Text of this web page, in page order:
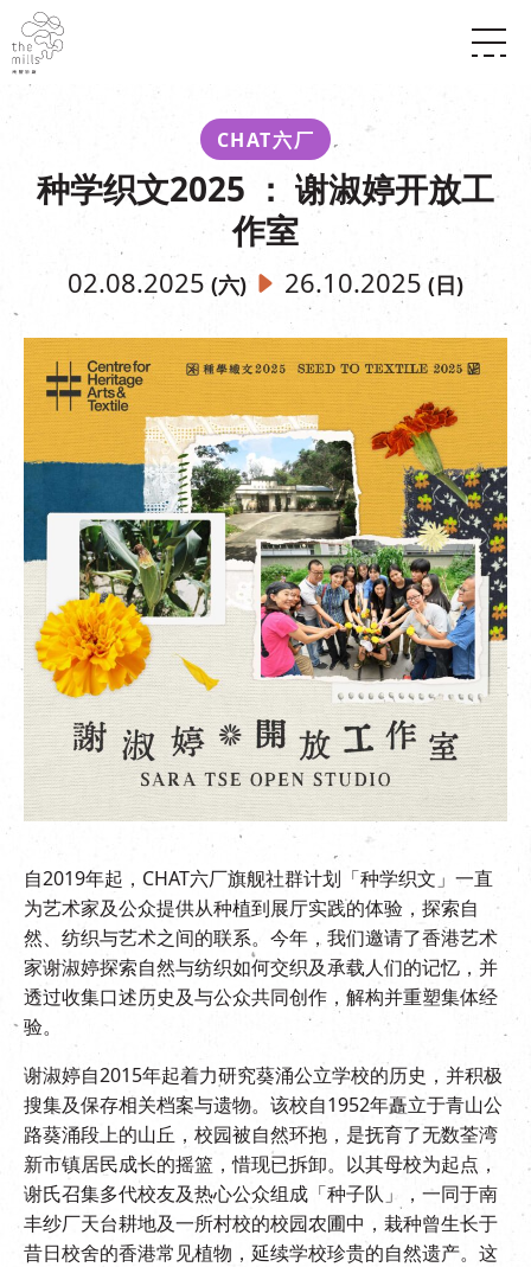
媒体中心
南丰店堂
商店
活动场地
活动世界之約
走进南丰纱厂
体验
活化与保育
走进南丰纱厂
CHAT六厂
南丰作坊
其他體驗
到访我们
开放时间及位置
穿梭巴士服务
停车场
EN 繁
CHAT六厂
种学织文2025 ： 谢淑婷开放工
作室
02.08.2025 (六) 26.10.2025 (日)
自2019年起，CHAT六厂旗舰社群计划「种学织文」一直
为艺术家及公众提供从种植到展厅实践的体验，探索自
然、纺织与艺术之间的联系。今年，我们邀请了香港艺术
家谢淑婷探索自然与纺织如何交织及承载人们的记忆，并
透过收集口述历史及与公众共同创作，解构并重塑集体经
验。
谢淑婷自2015年起着力研究葵涌公立学校的历史，并积极
搜集及保存相关档案与遗物。该校自1952年矗立于青山公
路葵涌段上的山丘，校园被自然环抱，是抚育了无数荃湾
新市镇居民成长的摇篮，惜现已拆卸。以其母校为起点，
谢氏召集多代校友及热心公众组成「种子队」，一同于南
丰纱厂天台耕地及一所村校的校园农圃中，栽种曾生长于
昔日校舍的香港常见植物，延续学校珍贵的自然遗产。这